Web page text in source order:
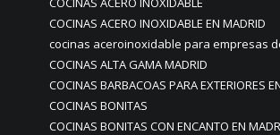
COCINAS ACERO INOXIDABLE EN MADRID
cocinas aceroinoxidable para empresas
COCINAS ALTA GAMA MADRID
COCINAS BARBACOAS PARA EXTERIORES
COCINAS BONITAS
COCINAS BONITAS CON ENCANTO EN